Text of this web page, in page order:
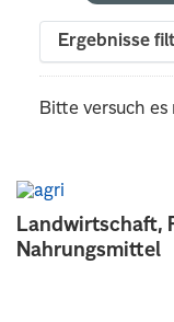
Landwirtschaft,
Nahrungsmittel
Ergebnisse
Bitte versuch